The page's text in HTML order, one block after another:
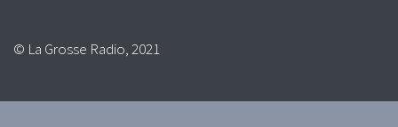
© La Grosse Radio, 2021